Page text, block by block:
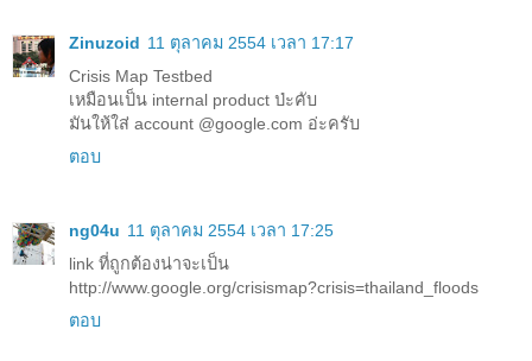
Zinuzoid 11 ตุลาคม 2554 เวลา 17:17
Crisis Map Testbed
เหมือนเป็น internal product ป่ะคับ
มันให้ใส่ account @google.com อ่ะครับ
ตอบ
ng04u 11 ตุลาคม 2554 เวลา 17:25
link ที่ถูกต้องน่าจะเป็น
http://www.google.org/crisismap?crisis=thailand_floods
ตอบ